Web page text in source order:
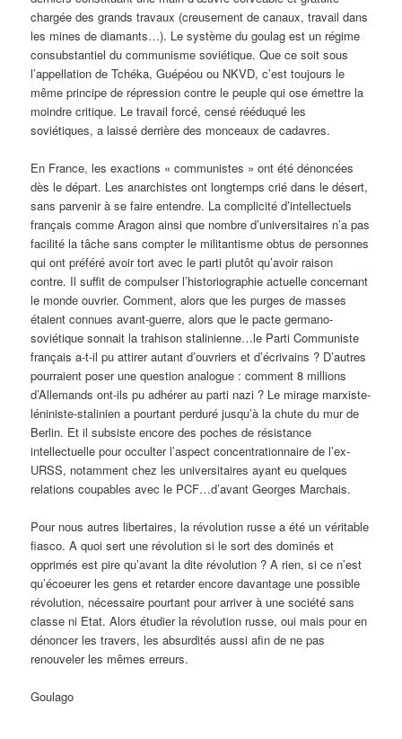
chargée des grands travaux (creusement de canaux, travail dans
les mines de diamants…). Le système du goulag est un régime
consubstantiel du communisme soviétique. Que ce soit sous
l’appellation de Tchéka, Guépéou ou NKVD, c’est toujours le
même principe de répression contre le peuple qui ose émettre la
moindre critique. Le travail forcé, censé rééduqué les
soviétiques, a laissé derrière des monceaux de cadavres.
En France, les exactions « communistes » ont été dénoncées
dès le départ. Les anarchistes ont longtemps crié dans le désert,
sans parvenir à se faire entendre. La complicité d’intellectuels
français comme Aragon ainsi que nombre d’universitaires n’a pas
facilité la tâche sans compter le militantisme obtus de personnes
qui ont préféré avoir tort avec le parti plutôt qu’avoir raison
contre. Il suffit de compulser l’historiographie actuelle concernant
le monde ouvrier. Comment, alors que les purges de masses
étaient connues avant-guerre, alors que le pacte germano-
soviétique sonnait la trahison stalinienne…le Parti Communiste
français a-t-il pu attirer autant d’ouvriers et d’écrivains ? D’autres
pourraient poser une question analogue : comment 8 millions
d’Allemands ont-ils pu adhérer au parti nazi ? Le mirage marxiste-
léniniste-stalinien a pourtant perduré jusqu’à la chute du mur de
Berlin. Et il subsiste encore des poches de résistance
intellectuelle pour occulter l’aspect concentrationnaire de l’ex-
URSS, notamment chez les universitaires ayant eu quelques
relations coupables avec le PCF…d’avant Georges Marchais.
Pour nous autres libertaires, la révolution russe a été un véritable
fiasco. A quoi sert une révolution si le sort des dominés et
opprimés est pire qu’avant la dite révolution ? A rien, si ce n’est
qu’écoeurer les gens et retarder encore davantage une possible
révolution, nécessaire pourtant pour arriver à une société sans
classe ni Etat. Alors étudier la révolution russe, oui mais pour en
dénoncer les travers, les absurdités aussi afin de ne pas
renouveler les mêmes erreurs.
Goulago